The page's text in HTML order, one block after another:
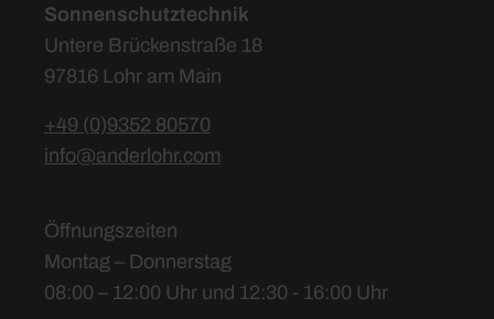
Sonnenschutztechnik
Untere Brückenstraße 18
97816 Lohr am Main
+49 (0)9352 80570
info@anderlohr.com
Öffnungszeiten
Montag – Donnerstag
08:00 – 12:00 Uhr und 12:30 - 16:00 Uhr